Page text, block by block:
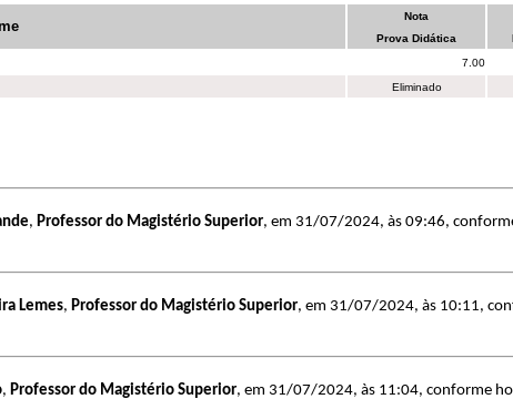
Nota
Prova Didática
7.00
Eliminado
, Professor do Magistério Superior, em 31/07/2024, às 09:46,
Lemes, Professor do Magistério Superior, em 31/07/2024, às 10:11,
, Professor do Magistério Superior, em 31/07/2024, às 11:04, conforme